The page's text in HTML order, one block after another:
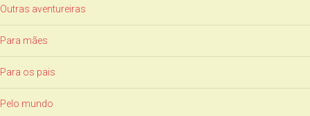
Outras aventureiras
Para mães
Para os pais
Pelo mundo